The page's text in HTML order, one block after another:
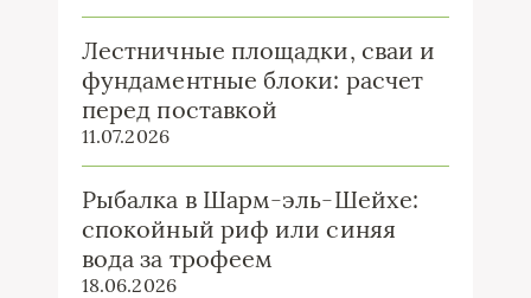
Лестничные площадки, сваи и
фундаментные блоки: расчет
перед поставкой
11.07.2026
Рыбалка в Шарм-эль-Шейхе:
спокойный риф или синяя
вода за трофеем
18.06.2026